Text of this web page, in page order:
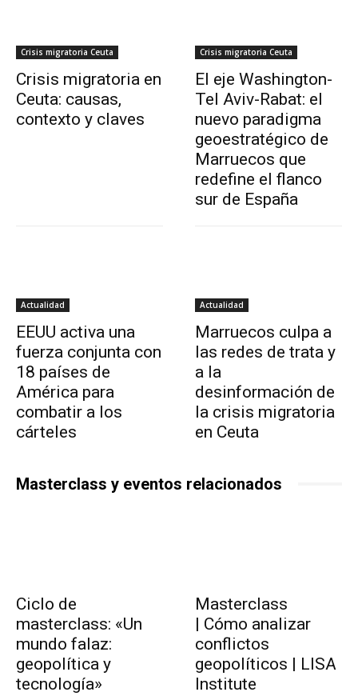
Crisis migratoria Ceuta
Crisis migratoria en
Ceuta: causas,
contexto y claves
Crisis migratoria Ceuta
El eje Washington-
Tel Aviv-Rabat: el
nuevo paradigma
geoestratégico de
Marruecos que
redefine el flanco
sur de España
Actualidad
EEUU activa una
fuerza conjunta con
18 países de
América para
combatir a los
cárteles
Actualidad
Marruecos culpa a
las redes de trata y
a la
desinformación de
la crisis migratoria
en Ceuta
Masterclass y eventos relacionados
Ciclo de
masterclass: «Un
mundo falaz:
geopolítica y
tecnología»
Masterclass
| Cómo analizar
conflictos
geopolíticos | LISA
Institute